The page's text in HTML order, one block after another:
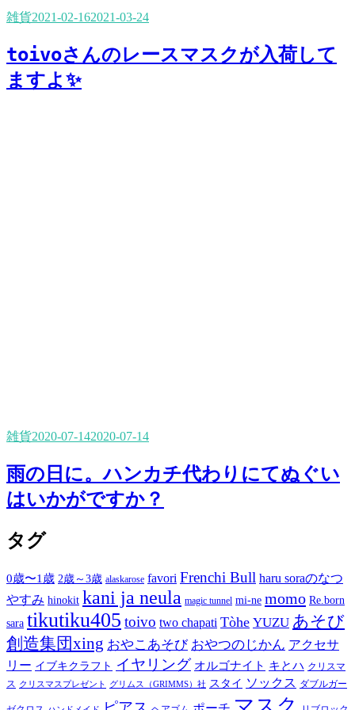
雑貨2021-02-162021-03-24
toivoさんのレースマスクが入荷して
ますよ✨
雑貨2020-07-142020-07-14
雨の日に。ハンカチ代わりにてぬぐい
はいかがですか？
タグ
0歳〜1歳 2歳～3歳 alaskarose favori Frenchi Bull haru soraのなつ
やすみ hinokit kani ja neula magic tunnel mi-ne momo Re.born
sara tikutiku405 toivo two chapati Tòhe YUZU あそび
創造集団xing おやこあそび おやつのじかん アクセサ
リー イブキクラフト イヤリング オルゴナイト キとハ クリスマ
ス
クリスマスプレゼント グリムス（GRIMMS）社 スタイ ソックス ダブルガー